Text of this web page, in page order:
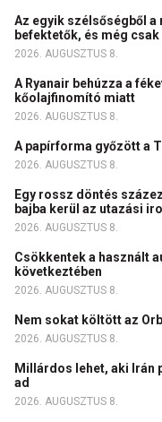
Az egyik szélsőségből
befektetők, és még
2026. AUGUSZTUS 8.
A Ryanair behúzza a
kőolajfinomító miatt
2026. AUGUSZTUS 8.
A papírforma győzött a
2026. AUGUSZTUS 8.
Egy rossz döntés
bajba kerül az utazási
2026. AUGUSZTUS 8.
Csökkentek a használt
következtében
2026. AUGUSZTUS 8.
Nem sokat költött az
2026. AUGUSZTUS 8.
Millárdos lehet, aki
ad
2026. AUGUSZTUS 8.